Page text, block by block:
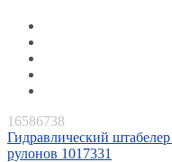
16586738
Гидравлический
рулонов 1017331